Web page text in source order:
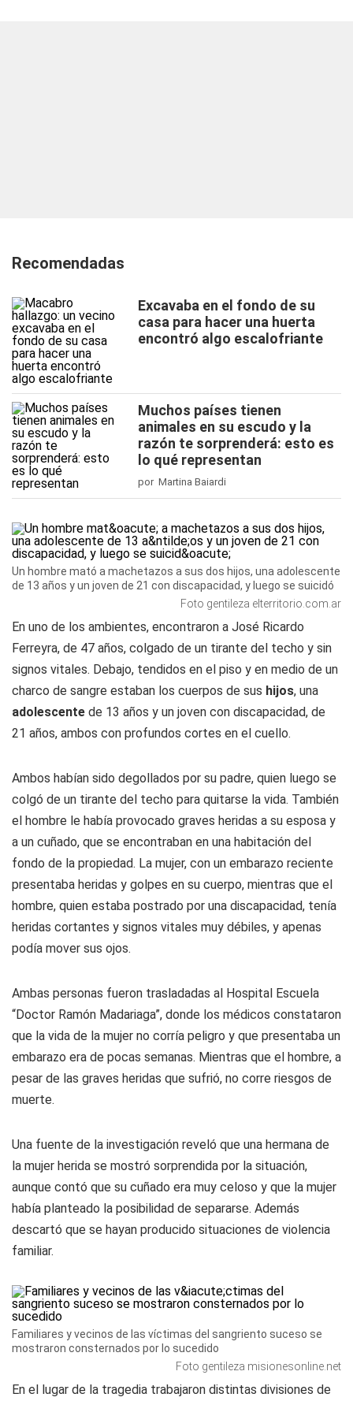
Recomendadas
Excavaba en el fondo de su
casa para hacer una huerta
encontró algo escalofriante
Muchos países tienen
animales en su escudo y la
razón te sorprenderá: esto es
lo qué representan
por Martina Baiardi
Un hombre mató a machetazos a sus dos hijos, una adolescente
de 13 años y un joven de 21 con discapacidad, y luego se suicidó
Foto gentileza elterritorio.com.ar
En uno de los ambientes, encontraron a José Ricardo
Ferreyra, de 47 años, colgado de un tirante del techo y sin
signos vitales. Debajo, tendidos en el piso y en medio de un
charco de sangre estaban los cuerpos de sus hijos, una
adolescente de 13 años y un joven con discapacidad, de
21 años, ambos con profundos cortes en el cuello.
Ambos habían sido degollados por su padre, quien luego se
colgó de un tirante del techo para quitarse la vida. También
el hombre le había provocado graves heridas a su esposa y
a un cuñado, que se encontraban en una habitación del
fondo de la propiedad. La mujer, con un embarazo reciente
presentaba heridas y golpes en su cuerpo, mientras que el
hombre, quien estaba postrado por una discapacidad, tenía
heridas cortantes y signos vitales muy débiles, y apenas
podía mover sus ojos.
Ambas personas fueron trasladadas al Hospital Escuela
“Doctor Ramón Madariaga”, donde los médicos constataron
que la vida de la mujer no corría peligro y que presentaba un
embarazo era de pocas semanas. Mientras que el hombre, a
pesar de las graves heridas que sufrió, no corre riesgos de
muerte.
Una fuente de la investigación reveló que una hermana de
la mujer herida se mostró sorprendida por la situación,
aunque contó que su cuñado era muy celoso y que la mujer
había planteado la posibilidad de separarse. Además
descartó que se hayan producido situaciones de violencia
familiar.
Familiares y vecinos de las víctimas del sangriento suceso se
mostraron consternados por lo sucedido
Foto gentileza misionesonline.net
En el lugar de la tragedia trabajaron distintas divisiones de